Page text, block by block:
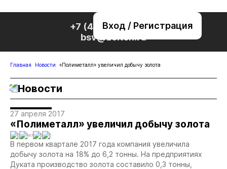
Вход / Регистрация
+7 (495) 221-76-32
bsv@zolteh.ru
Главная Новости «Полиметалл» увеличил добычу золота
Новости
27 апреля 2017
«Полиметалл» увеличил добычу золота
0 487 0 0
В первом квартале 2017 года компания увеличила
добычу золота на 18% до 6,2 тонны. На предприятиях
Дуката производство золота составило 0,3 тонны,